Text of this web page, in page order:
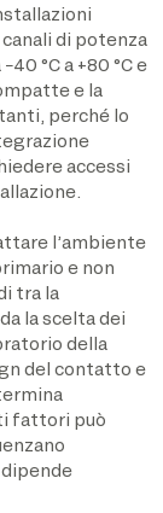
di potenza
°C a +80 °C e
e la
perché lo
accessi
l’ambiente
e non
tra la
la scelta dei
della
del contatto e
fattori può